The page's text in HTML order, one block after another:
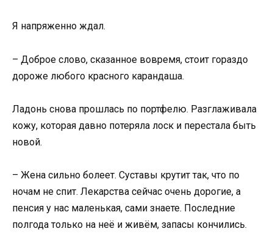
Я напряженно ждал.
– Доброе слово, сказанное вовремя, стоит гораздо
дороже любого красного карандаша.
Ладонь снова прошлась по портфелю. Разглаживала
кожу, которая давно потеряла лоск и перестала быть
новой.
– Жена сильно болеет. Суставы крутит так, что по
ночам не спит. Лекарства сейчас очень дорогие, а
пенсия у нас маленькая, сами знаете. Последние
полгода только на неё и живём, запасы кончились.